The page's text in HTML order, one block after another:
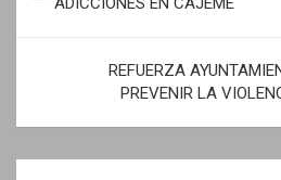
v
REFUERZA
PREVENIR LA